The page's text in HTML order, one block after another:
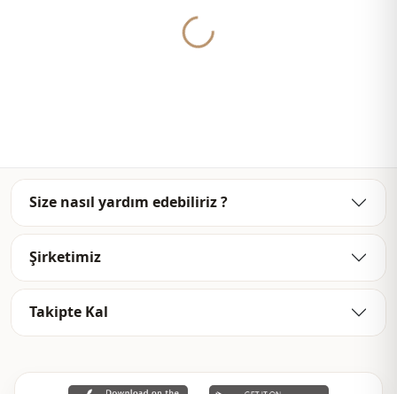
لشراء ملابس بالجملة ومعرفة أسعار الجملة الخاصة لدينا ، يكفي أن
تصبح عضوًا في موقعنا وإرسال معلوماتك إلى خط WhatsApp الخاص
ياقة ياقة القاضي
الموسم موسمي
قماش
قماش
الفئة فستان
Yukleniyor...
Size nasıl yardım edebiliriz ?
Şirketimiz
Takipte Kal